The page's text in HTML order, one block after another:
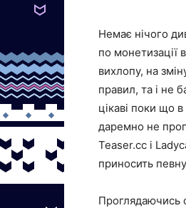
Немає нічого
по монетизації
вихлопу, на
правил, та і не
цікаві поки що
даремно не
Teaser.cc і
приносить
Проглядаючись